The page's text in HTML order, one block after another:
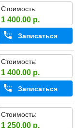
Стоимость:
1 400.00 р.
Записаться
Стоимость:
1 400.00 р.
Записаться
Стоимость:
1 250.00 р.